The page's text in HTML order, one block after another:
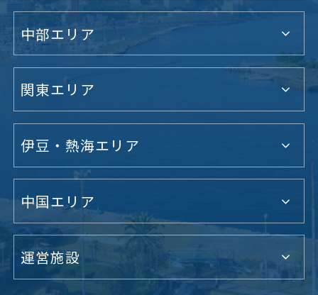
中部エリア
関東エリア
伊豆・熱海エリア
中国エリア
運営施設